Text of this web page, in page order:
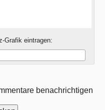
Grafik eintragen:
benachrichtigen